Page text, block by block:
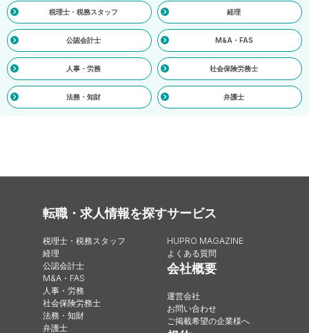
税理士・税務スタッフ 経理
公認会計士 M&A・FAS
人事・労務 社会保険労務士
法務・知財 弁護士
転職・求人情報を探す
税理士・税務スタッフ
経理
公認会計士
M&A・FAS
人事・労務
社会保険労務士
法務・知財
弁護士
サービス
HUPRO MAGAZINE
よくある質問
会社概要
運営会社
お問い合わせ
ご掲載希望の企業様へ